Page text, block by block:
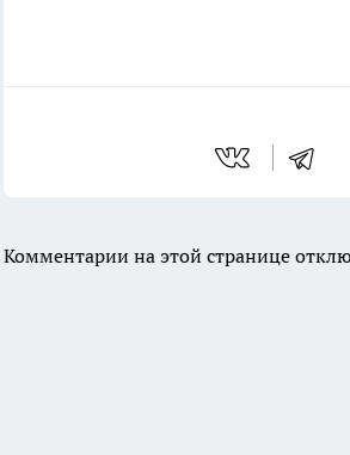
Комментарии на этой странице